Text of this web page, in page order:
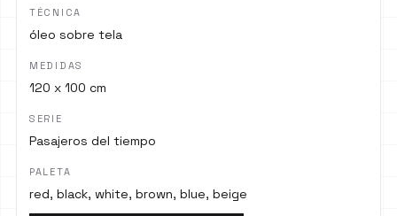
TÉCNICA
óleo sobre tela
MEDIDAS
120 x 100 cm
SERIE
Pasajeros del tiempo
PALETA
red, black, white, brown, blue, beige